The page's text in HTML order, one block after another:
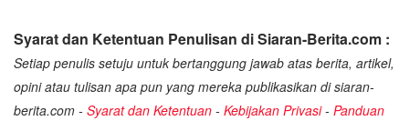
Syarat dan Ketentuan Penulisan di Siaran-Berita.com :
Setiap penulis setuju untuk bertanggung jawab atas berita, artikel,
opini atau tulisan apa pun yang mereka publikasikan di siaran-
berita.com - Syarat dan Ketentuan - Kebijakan Privasi- Panduan